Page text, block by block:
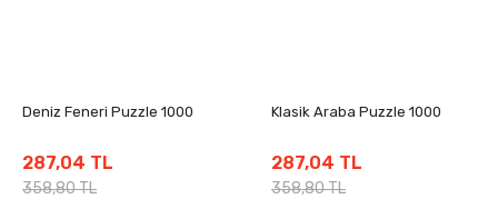
Deniz Feneri Puzzle 1000
287,04 TL
358,80 TL
Klasik Araba Puzzle 1000
287,04 TL
358,80 TL